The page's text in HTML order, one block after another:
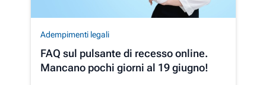
Adempimenti legali
FAQ sul pulsante di recesso online.
Mancano pochi giorni al 19 giugno!